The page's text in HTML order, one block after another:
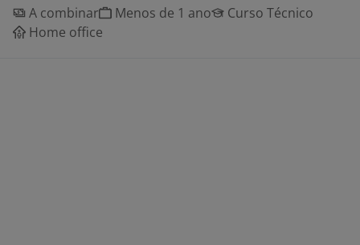
A combinar
Menos de 1 ano
Curso Técnico
Home office